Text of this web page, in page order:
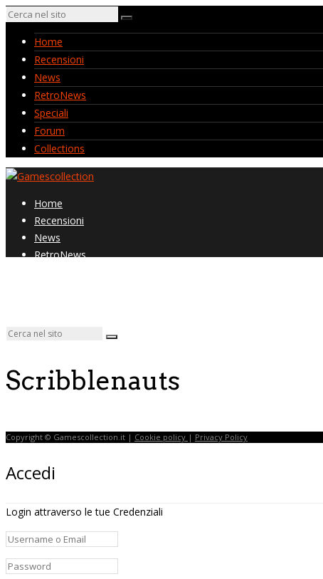
Home
Recensioni
News
RetroNews
Speciali
Forum
Collections
Home
Recensioni
News
RetroNews
Scribblenauts
Copyright © Gamescollection.it | Cookie policy | Privacy Policy
Accedi
Login attraverso le tue Credenziali